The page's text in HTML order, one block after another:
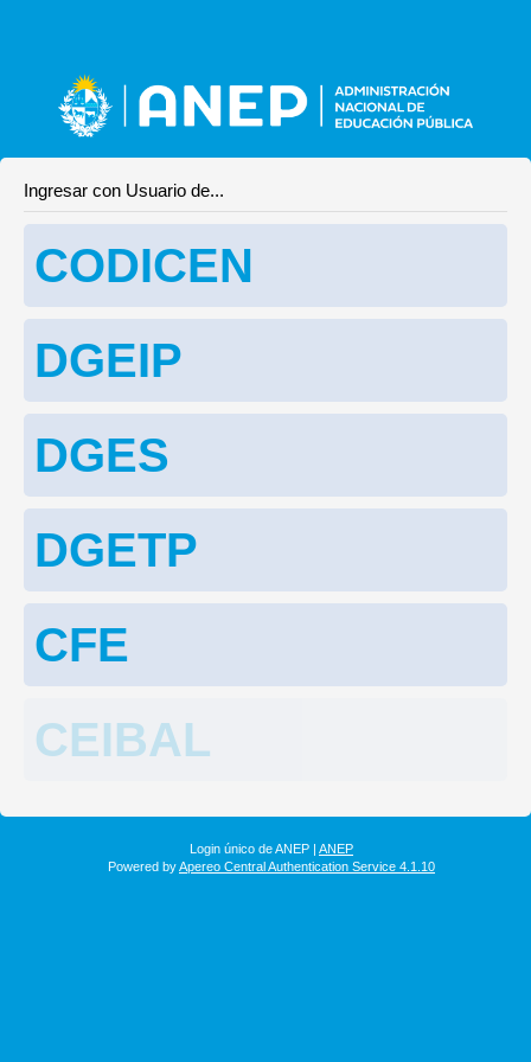
Ingresar con Usuario de...
CODICEN
DGEIP
DGES
DGETP
CFE
CEIBAL
Login único de ANEP | ANEP
Powered byApereo Central Authentication Service 4.1.10